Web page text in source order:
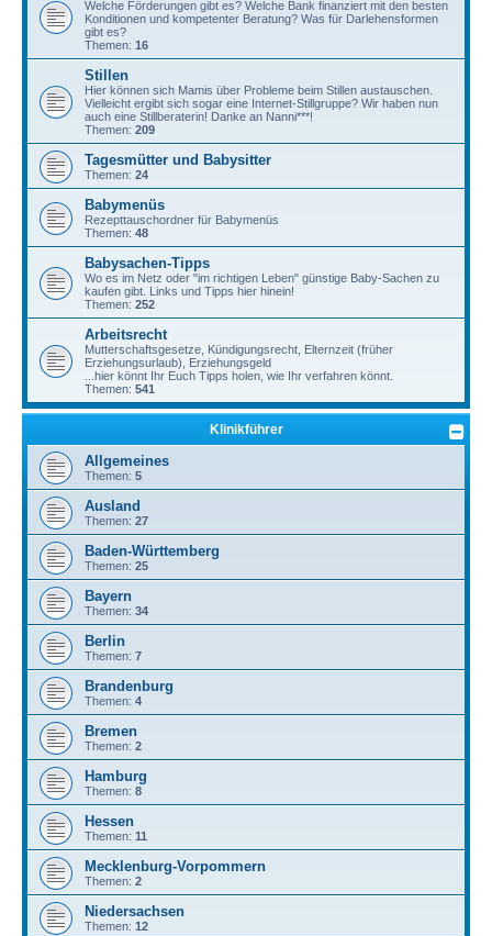
Welche Förderungen gibt es? Welche Bank finanziert mit den besten
Konditionen und kompetenter Beratung? Was für Darlehensformen
gibt es?
Themen: 16
Stillen
Hier können sich Mamis über Probleme beim Stillen austauschen.
Vielleicht ergibt sich sogar eine Internet-Stillgruppe? Wir haben nun
auch eine Stillberaterin! Danke an Nanni***!
Themen: 209
Tagesmütter und Babysitter
Themen: 24
Babymenüs
Rezepttauschordner für Babymenüs
Themen: 48
Babysachen-Tipps
Wo es im Netz oder "im richtigen Leben" günstige Baby-Sachen zu
kaufen gibt. Links und Tipps hier hinein!
Themen: 252
Arbeitsrecht
Mutterschaftsgesetze, Kündigungsrecht, Elternzeit (früher
Erziehungsurlaub), Erziehungsgeld
...hier könnt Ihr Euch Tipps holen, wie Ihr verfahren könnt.
Themen: 541
Klinikführer
Allgemeines
Themen: 5
Ausland
Themen: 27
Baden-Württemberg
Themen: 25
Bayern
Themen: 34
Berlin
Themen: 7
Brandenburg
Themen: 4
Bremen
Themen: 2
Hamburg
Themen: 8
Hessen
Themen: 11
Mecklenburg-Vorpommern
Themen: 2
Niedersachsen
Themen: 12